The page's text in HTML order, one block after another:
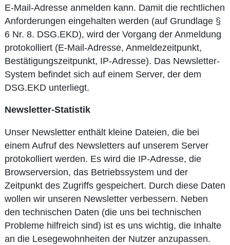
E-Mail-Adresse anmelden kann. Damit die rechtlichen
Anforderungen eingehalten werden (auf Grundlage §
6 Nr. 8. DSG.EKD), wird der Vorgang der Anmeldung
protokolliert (E-Mail-Adresse, Anmeldezeitpunkt,
Bestätigungszeitpunkt, IP-Adresse). Das Newsletter-
System befindet sich auf einem Server, der dem
DSG.EKD unterliegt.
Newsletter-Statistik
Unser Newsletter enthält kleine Dateien, die bei
einem Aufruf des Newsletters auf unserem Server
protokolliert werden. Es wird die IP-Adresse, die
Browserversion, das Betriebssystem und der
Zeitpunkt des Zugriffs gespeichert. Durch diese Daten
wollen wir unseren Newsletter verbessern. Neben
den technischen Daten (die uns bei technischen
Probleme hilfreich sind) ist es uns wichtig, die Inhalte
an die Lesegewohnheiten der Nutzer anzupassen.